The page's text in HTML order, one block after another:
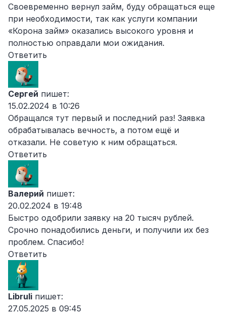
Своевременно вернул займ, буду обращаться еще
при необходимости, так как услуги компании
«Корона займ» оказались высокого уровня и
полностью оправдали мои ожидания.
Ответить
Сергей пишет:
15.02.2024 в 10:26
Обращался тут первый и последний раз! Заявка
обрабатывалась вечность, а потом ещё и
отказали. Не советую к ним обращаться.
Ответить
Валерий пишет:
20.02.2024 в 19:48
Быстро одобрили заявку на 20 тысяч рублей.
Срочно понадобились деньги, и получили их без
проблем. Спасибо!
Ответить
Libruli пишет:
27.05.2025 в 09:45